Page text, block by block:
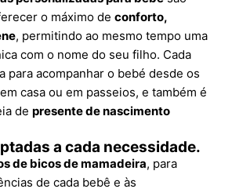
o máximo de conforto,
, permitindo ao mesmo tempo uma
com o nome do seu filho. Cada
para acompanhar o bebé desde os
casa ou em passeios, e também é
de presente de nascimento
a cada necessidade.
de bicos de mamadeira, para
de cada bebê e às